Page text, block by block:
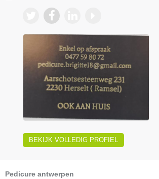
BEKIJK VOLLEDIG PROFIEL
Pedicure antwerpen